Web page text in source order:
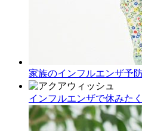
家族のインフルエンザ予
インフルエンザで休みた